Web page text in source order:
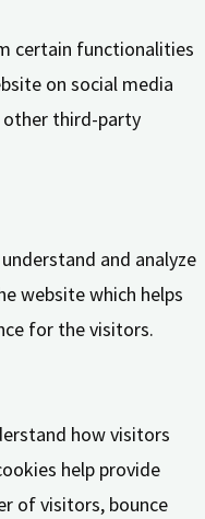
certain functionalities
on social media
third-party
and analyze
website which helps
for the visitors.
how visitors
help provide
of visitors, bounce